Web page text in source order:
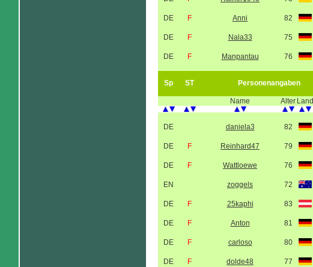
DE F Anni 82
DE F Nala33 75
DE F Manpantau 76
Sp ST Personenangaben
Name Alter Land
DE daniela3 82
DE F Reinhard47 79
DE F Wattloewe 76
EN zoggels 72
DE F 25kaphi 83
DE F Anton 81
DE F carloso 80
DE F dolde48 77